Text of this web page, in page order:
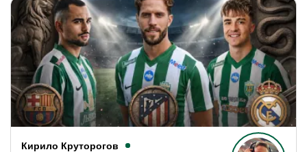
Кирило Круторогов